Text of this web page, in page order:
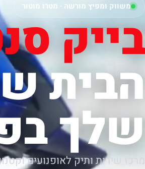
משווק ומפיץ מורשה · מטרו מוטור
בייק
הבית
שלך
מרכז שירות ותיק לאופנועים